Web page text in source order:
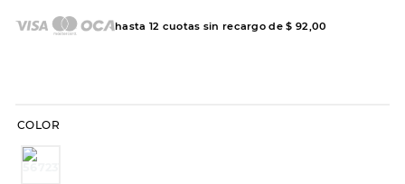
hasta 12 cuotas sin recargo de$ 92 00
COLOR